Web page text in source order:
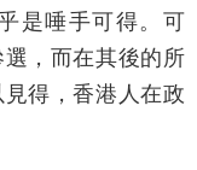
是唾手可得。可
，而在其後的所
得，香港人在政